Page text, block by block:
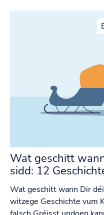
Wat geschitt
sidd: 12
Wat geschitt wann Dir
witzege Geschichte vum